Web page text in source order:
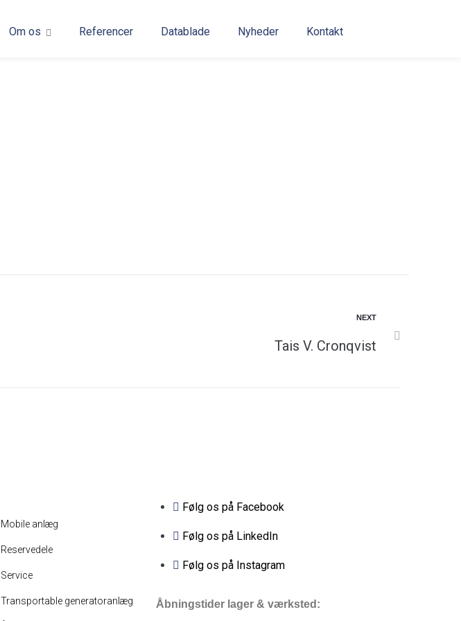
Om os Referencer Datablade Nyheder Kontakt
NEXT
Tais V. Cronqvist
Mobile anlæg
Reservedele
Service
Transportable generatoranlæg
Følg os på Facebook
Følg os på LinkedIn
Følg os på Instagram
Åbningstider lager & værksted: